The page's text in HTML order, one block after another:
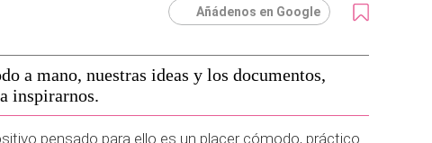
Añádenos en Google
a mano, nuestras ideas y los documentos,
inspirarnos.
pensado para ello es un placer cómodo, práctico